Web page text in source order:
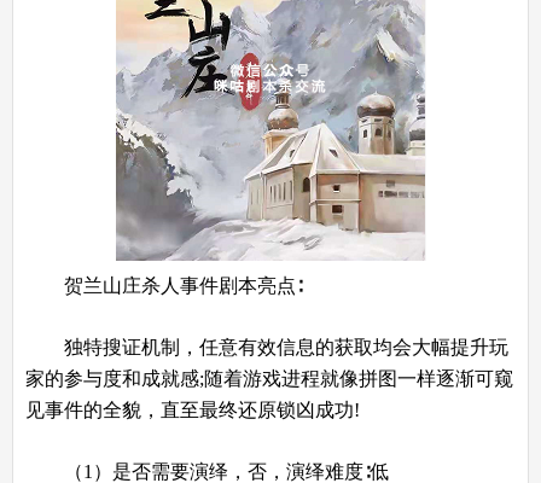
贺兰山庄杀人事件剧本亮点∶
独特搜证机制，任意有效信息的获取均会大幅提升玩
家的参与度和成就感;随着游戏进程就像拼图一样逐渐可窥
见事件的全貌，直至最终还原锁凶成功!
（1）是否需要演绎，否，演绎难度∶低